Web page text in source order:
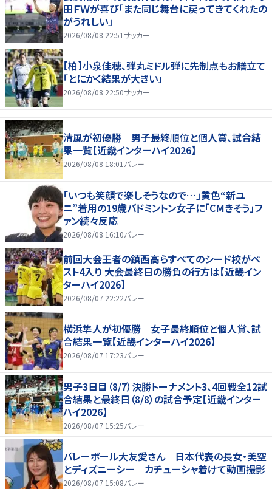
田ＦＷが喜び「また同じ舞台に戻ってきてくれたの
がうれしい」
2026/08/08 22:51サッカー
【柏】小泉佳穂、弾丸ミドル弾に先制点もお膳立て
「とにかく結果が大きい」
2026/08/08 22:50サッカー
清風が初優勝 男子最終順位と個人賞、試合結
果一覧【近畿インターハイ2026】
2026/08/08 18:01 バレー
「いつも笑顔で楽しそうなので…」黄色“新ユ
ニ”着用の19歳バドミントン女子に「CMきそう」フ
ァン続々反応
2026/08/08 16:10バレー
前回大会王者の鎮西高らすべてのシード校がベ
スト4入り 大会最終日の勝負の行方は【近畿イン
ターハイ2026】
2026/08/07 22:22バレー
横浜隼人が初優勝 女子最終順位と個人賞、試
合結果一覧【近畿インターハイ2026】
2026/08/07 17:23バレー
男子3日目（8/7）決勝トーナメント3、4回戦全12試
合結果と最終日（8/8）の試合予定【近畿インター
ハイ2026】
2026/08/07 15:25バレー
バレーボール大友愛さん 日本代表の長女・美空
とディズニーシー カチューシャ着けて動画撮影
2026/08/07 15:08バレー